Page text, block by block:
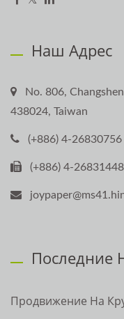
Наш Адрес
No. 806,
438024, Taiwan
(+886) 4-26830756
(+886) 4-26831448
Последние
Продвижение На